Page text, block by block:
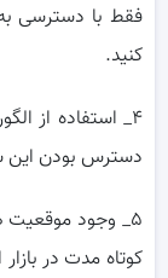
فقط با دسترسی
کنید.
۴_ استفاده از
دسترس بودن این
۵_ وجود
کوتاه مدت در